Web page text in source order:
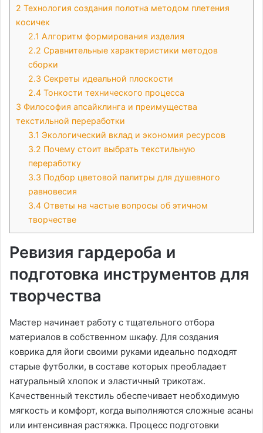
2 Технология создания полотна методом плетения
косичек
2.1 Алгоритм формирования изделия
2.2 Сравнительные характеристики методов
сборки
2.3 Секреты идеальной плоскости
2.4 Тонкости технического процесса
3 Философия апсайклинга и преимущества
текстильной переработки
3.1 Экологический вклад и экономия ресурсов
3.2 Почему стоит выбрать текстильную
переработку
3.3 Подбор цветовой палитры для душевного
равновесия
3.4 Ответы на частые вопросы об этичном
творчестве
Ревизия гардероба и
подготовка инструментов для
творчества
Мастер начинает работу с тщательного отбора
материалов в собственном шкафу. Для создания
коврика для йоги своими руками идеально подходят
старые футболки, в составе которых преобладает
натуральный хлопок и эластичный трикотаж.
Качественный текстиль обеспечивает необходимую
мягкость и комфорт, когда выполняются сложные асаны
или интенсивная растяжка. Процесс подготовки